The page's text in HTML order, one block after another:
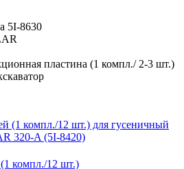
5I-8630
пластина (1 компл./ 2-3 шт.)
компл./12 шт.)